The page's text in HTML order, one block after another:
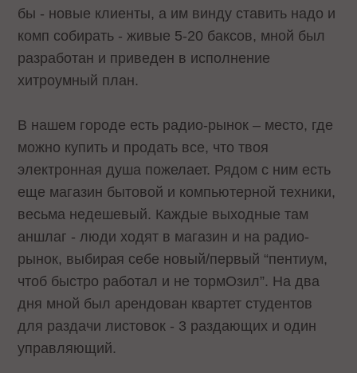
бы - новые клиенты, а им винду ставить надо и
комп собирать - живые 5-20 баксов, мной был
разработан и приведен в исполнение
хитроумный план.
В нашем городе есть радио-рынок – место, где
можно купить и продать все, что твоя
электронная душа пожелает. Рядом с ним есть
еще магазин бытовой и компьютерной техники,
весьма недешевый. Каждые выходные там
аншлаг - люди ходят в магазин и на радио-
рынок, выбирая себе новый/первый “пентиум,
чтоб быстро работал и не тормОзил”. На два
дня мной был арендован квартет студентов
для раздачи листовок - 3 раздающих и один
управляющий.